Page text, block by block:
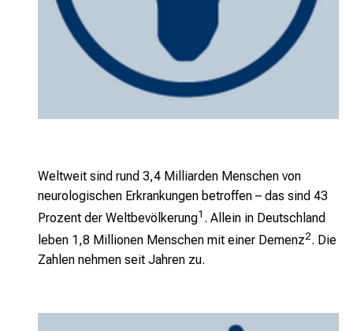
Weltweit sind rund 3,4 Milliarden Menschen von
neurologischen Erkrankungen betroffen – das sind 43
Prozent der Weltbevölkerung1 . Allein in Deutschland
leben 1,8 Millionen Menschen mit einer Demenz2. Die
Zahlen nehmen seit Jahren zu.